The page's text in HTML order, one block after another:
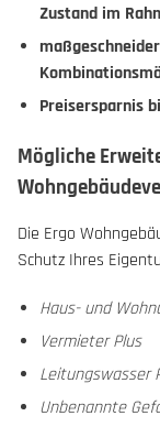
Zustand im
Preisersparnis
Mögliche
Die Ergo
Schutz Ihres
Haus- und
Vermieter Plus
Leitungswasser
Unbenannte